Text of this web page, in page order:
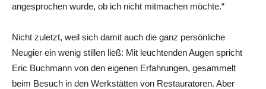
angesprochen wurde, ob ich nicht mitmachen möchte.“
Nicht zuletzt, weil sich damit auch die ganz persönliche
Neugier ein wenig stillen ließ: Mit leuchtenden Augen spricht
Eric Buchmann von den eigenen Erfahrungen, gesammelt
beim Besuch in den Werkstätten von Restauratoren. Aber